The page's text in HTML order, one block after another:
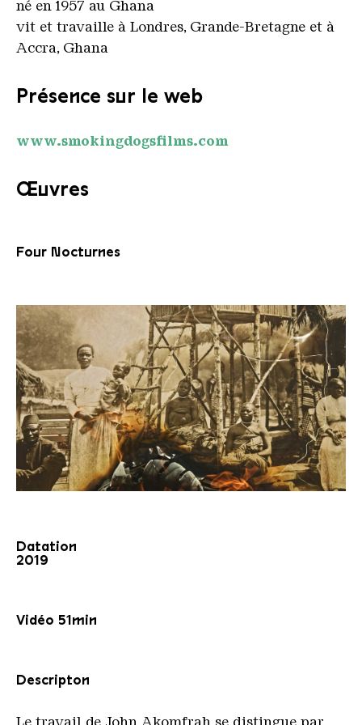
né en 1957 au Ghana
vit et travaille à Londres, Grande-Bretagne et à
Accra, Ghana
Présence sur le web
www.smokingdogsfilms.com
Œuvres
Four Nocturnes
Datation
2019
Vidéo 51min
Descripton
Le travail de John Akomfrah se distingue par